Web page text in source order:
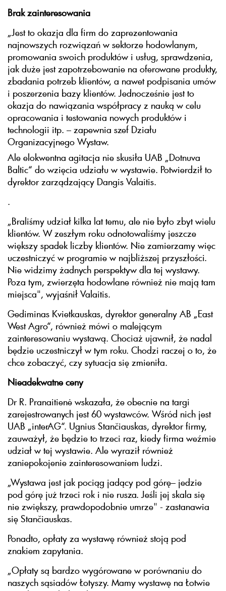
Brak zainteresowania
„Jest to okazja dla firm do zaprezentowania
najnowszych rozwiązań w sektorze hodowlanym,
promowania swoich produktów i usług, sprawdzenia,
jak duże jest zapotrzebowanie na oferowane produkty,
zbadania potrzeb klientów, a nawet podpisania umów
i poszerzenia bazy klientów. Jednocześnie jest to
okazja do nawiązania współpracy z nauką w celu
opracowania i testowania nowych produktów i
technologii itp. – zapewnia szef Działu
Organizacyjnego Wystaw.
Ale elokwentna agitacja nie skusiła UAB „Dotnuva
Baltic“ do wzięcia udziału w wystawie. Potwierdził to
dyrektor zarządzający Dangis Valaitis.
.
„Braliśmy udział kilka lat temu, ale nie było zbyt wielu
klientów. W zeszłym roku odnotowaliśmy jeszcze
większy spadek liczby klientów. Nie zamierzamy więc
uczestniczyć w programie w najbliższej przyszłości.
Nie widzimy żadnych perspektyw dla tej wystawy.
Poza tym, zwierzęta hodowlane również nie mają tam
miejsca", wyjaśnił Valaitis.
Gediminas Kvietkauskas, dyrektor generalny AB „East
West Agro“, również mówi o malejącym
zainteresowaniu wystawą. Chociaż ujawnił, że nadal
będzie uczestniczył w tym roku. Chodzi raczej o to, że
chce zobaczyć, czy sytuacja się zmieniła.
Nieadekwatne ceny
Dr R. Pranaitienė wskazała, że obecnie na targi
zarejestrowanych jest 60 wystawców. Wśród nich jest
UAB „interAG“. Ugnius Stančiauskas, dyrektor firmy,
zauważył, że będzie to trzeci raz, kiedy firma weźmie
udział w tej wystawie. Ale wyraził również
zaniepokojenie zainteresowaniem ludzi.
„Wystawa jest jak pociąg jadący pod górę– jedzie
pod górę już trzeci rok i nie rusza. Jeśli jej skala się
nie zwiększy, prawdopodobnie umrze" - zastanawia
się Stančiauskas.
Ponadto, opłaty za wystawę również stoją pod
znakiem zapytania.
„Opłaty są bardzo wygórowane w porównaniu do
naszych sąsiadów Łotyszy. Mamy wystawę na Łotwie